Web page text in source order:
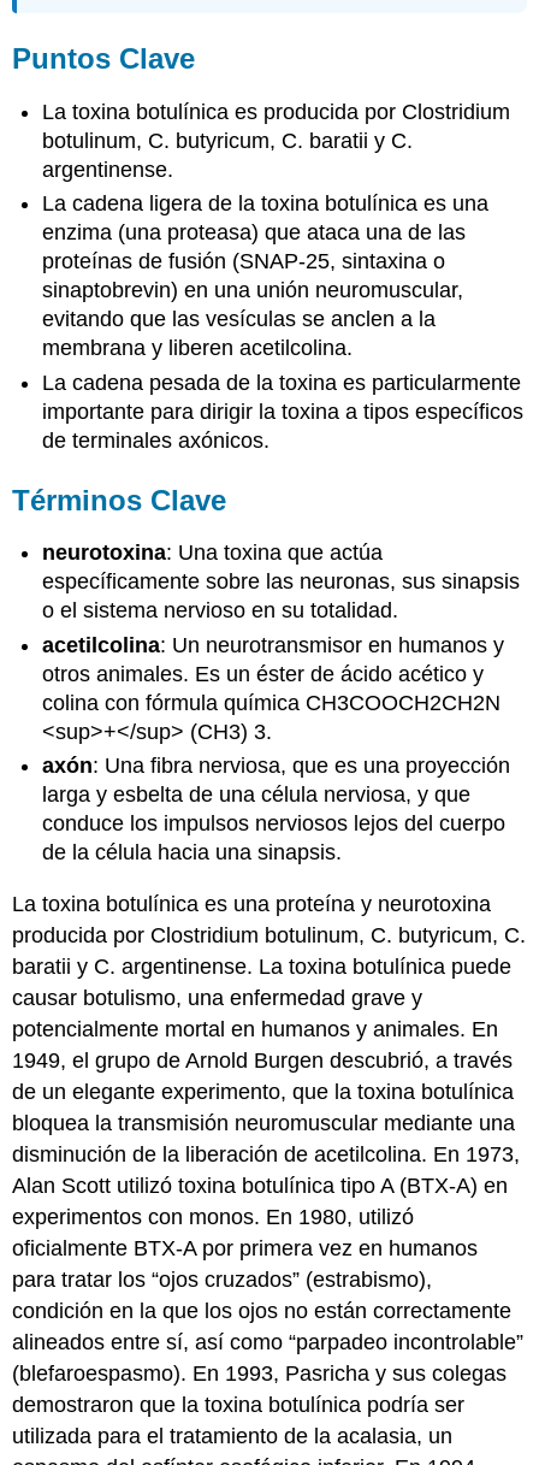
Puntos Clave
La toxina botulínica es producida por Clostridium
botulinum, C. butyricum, C. baratii y C.
argentinense.
La cadena ligera de la toxina botulínica es una
enzima (una proteasa) que ataca una de las
proteínas de fusión (SNAP-25, sintaxina o
sinaptobrevin) en una unión neuromuscular,
evitando que las vesículas se anclen a la
membrana y liberen acetilcolina.
La cadena pesada de la toxina es particularmente
importante para dirigir la toxina a tipos específicos
de terminales axónicos.
Términos Clave
neurotoxina: Una toxina que actúa
específicamente sobre las neuronas, sus sinapsis
o el sistema nervioso en su totalidad.
acetilcolina: Un neurotransmisor en humanos y
otros animales. Es un éster de ácido acético y
colina con fórmula química CH3COOCH2CH2N
<sup>+</sup> (CH3) 3.
axón: Una fibra nerviosa, que es una proyección
larga y esbelta de una célula nerviosa, y que
conduce los impulsos nerviosos lejos del cuerpo
de la célula hacia una sinapsis.
La toxina botulínica es una proteína y neurotoxina
producida por Clostridium botulinum, C. butyricum, C.
baratii y C. argentinense. La toxina botulínica puede
causar botulismo, una enfermedad grave y
potencialmente mortal en humanos y animales. En
1949, el grupo de Arnold Burgen descubrió, a través
de un elegante experimento, que la toxina botulínica
bloquea la transmisión neuromuscular mediante una
disminución de la liberación de acetilcolina. En 1973,
Alan Scott utilizó toxina botulínica tipo A (BTX-A) en
experimentos con monos. En 1980, utilizó
oficialmente BTX-A por primera vez en humanos
para tratar los “ojos cruzados” (estrabismo),
condición en la que los ojos no están correctamente
alineados entre sí, así como “parpadeo incontrolable”
(blefaroespasmo). En 1993, Pasricha y sus colegas
demostraron que la toxina botulínica podría ser
utilizada para el tratamiento de la acalasia, un